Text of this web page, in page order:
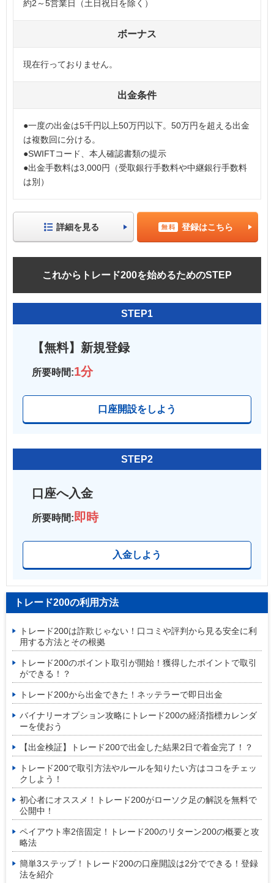
約2～5営業日（土日祝日を除く）
ボーナス
現在行っておりません。
出金条件
●一度の出金は5千円以上50万円以下。50万円を超える出金
は複数回に分ける。
●SWIFTコード、本人確認書類の提示
●出金手数料は3,000円（受取銀行手数料や中継銀行手数料
は別）
詳細を見る 登録はこちら
これからトレード200を始めるためのSTEP
STEP1
【無料】新規登録
所要時間:1分
口座開設をしよう
STEP2
口座へ入金
所要時間: 即時
入金しよう
トレード200の利用方法
トレード200は詐欺じゃない！口コミや評判から見る安全に利
用する方法とその根拠
トレード200のポイント取引が開始！獲得したポイントで取引
ができる！？
トレード200から出金できた！ネッテラーで即日出金
バイナリーオプション攻略にトレード200の経済指標カレンダ
ーを使おう
【出金検証】トレード200で出金した結果2日で着金完了！？
トレード200で取引方法やルールを知りたい方はココをチェッ
クしよう！
初心者にオススメ！トレード200がローソク足の解説を無料で
公開中！
ペイアウト率2倍固定！トレード200のリターン200の概要と攻
略法
簡単3ステップ！トレード200の口座開設は2分でできる！登録
法を紹介